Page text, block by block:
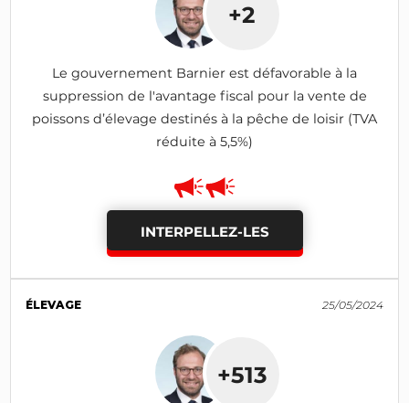
+2
Le gouvernement Barnier est défavorable à la
suppression de l'avantage fiscal pour la vente de
poissons d’élevage destinés à la pêche de loisir (TVA
réduite à 5,5%)
INTERPELLEZ-LES
ÉLEVAGE 25/05/2024
+513